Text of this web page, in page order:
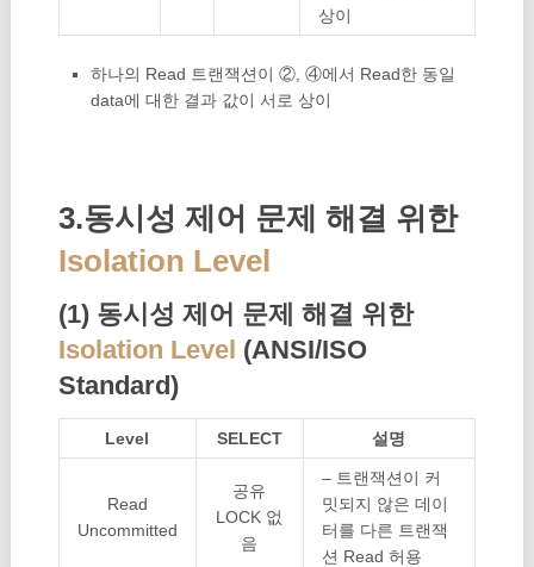
상이
하나의 Read 트랜잭션이 ②, ④에서 Read한 동일
data에 대한 결과 값이 서로 상이
3.동시성 제어 문제 해결 위한
Isolation Level
(1) 동시성 제어 문제 해결 위한
Isolation Level (ANSI/ISO
Standard)
Level SELECT 설명
Read
Uncommitted
공유
LOCK 없
음
– 트랜잭션이 커
밋되지 않은 데이
터를 다른 트랜잭
션 Read 허용